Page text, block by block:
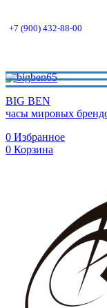
+7 (900) 432-88-00
BIG BEN
часы мировых
0 Избранное
0 Корзина